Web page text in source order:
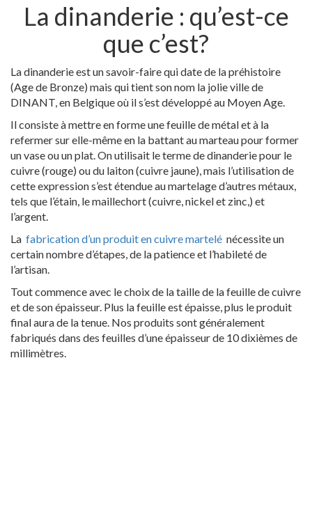
La dinanderie : qu’est-ce
que c’est?
La dinanderie est un savoir-faire qui date de la préhistoire
(Age de Bronze) mais qui tient son nom la jolie ville de
DINANT, en Belgique où il s’est développé au Moyen Age.
Il consiste à mettre en forme une feuille de métal et à la
refermer sur elle-même en la battant au marteau pour former
un vase ou un plat. On utilisait le terme de dinanderie pour le
cuivre (rouge) ou du laiton (cuivre jaune), mais l’utilisation de
cette expression s’est étendue au martelage d’autres métaux,
tels que l’étain, le maillechort (cuivre, nickel et zinc,) et
l’argent.
La fabrication d’un produit en cuivre martelé nécessite un
certain nombre d’étapes, de la patience et l’habileté de
l’artisan.
Tout commence avec le choix de la taille de la feuille de cuivre
et de son épaisseur. Plus la feuille est épaisse, plus le produit
final aura de la tenue. Nos produits sont généralement
fabriqués dans des feuilles d’une épaisseur de 10 dixièmes de
millimètres.